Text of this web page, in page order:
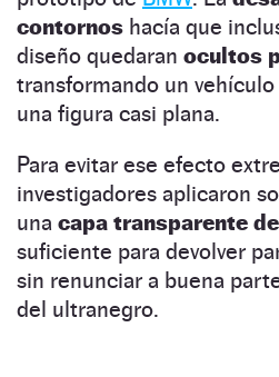
contornos hacía que
diseño quedaran ocultos
transformando un
una figura casi plana.
Para evitar ese efecto
investigadores aplicaron
una capa transparente
suficiente para devolver
sin renunciar a buena
del ultranegro.